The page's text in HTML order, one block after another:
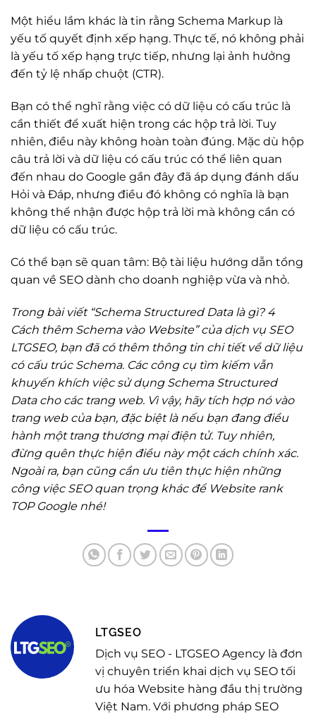
Một hiểu lầm khác là tin rằng Schema Markup là
yếu tố quyết định xếp hạng. Thực tế, nó không phải
là yếu tố xếp hạng trực tiếp, nhưng lại ảnh hưởng
đến tỷ lệ nhấp chuột (CTR).
Bạn có thể nghĩ rằng việc có dữ liệu có cấu trúc là
cần thiết để xuất hiện trong các hộp trả lời. Tuy
nhiên, điều này không hoàn toàn đúng. Mặc dù hộp
câu trả lời và dữ liệu có cấu trúc có thể liên quan
đến nhau do Google gần đây đã áp dụng đánh dấu
Hỏi và Đáp, nhưng điều đó không có nghĩa là bạn
không thể nhận được hộp trả lời mà không cần có
dữ liệu có cấu trúc.
Có thể bạn sẽ quan tâm: Bộ tài liệu hướng dẫn tổng
quan về SEO dành cho doanh nghiệp vừa và nhỏ.
Trong bài viết “Schema Structured Data là gì? 4
Cách thêm Schema vào Website” của dịch vụ SEO
LTGSEO, bạn đã có thêm thông tin chi tiết về dữ liệu
có cấu trúc Schema. Các công cụ tìm kiếm vẫn
khuyến khích việc sử dụng Schema Structured
Data cho các trang web. Vì vậy, hãy tích hợp nó vào
trang web của bạn, đặc biệt là nếu bạn đang điều
hành một trang thương mại điện tử. Tuy nhiên,
đừng quên thực hiện điều này một cách chính xác.
Ngoài ra, bạn cũng cần ưu tiên thực hiện những
công việc SEO quan trọng khác để Website rank
TOP Google nhé!
LTGSEO
Dịch vụ SEO - LTGSEO Agency là đơn
vị chuyên triển khai dịch vụ SEO tối
ưu hóa Website hàng đầu thị trường
Việt Nam. Với phương pháp SEO